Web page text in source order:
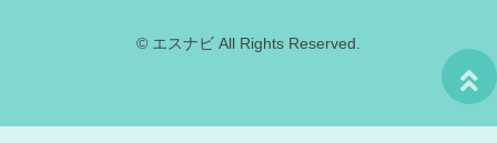
© エスナビ All Rights Reserved.